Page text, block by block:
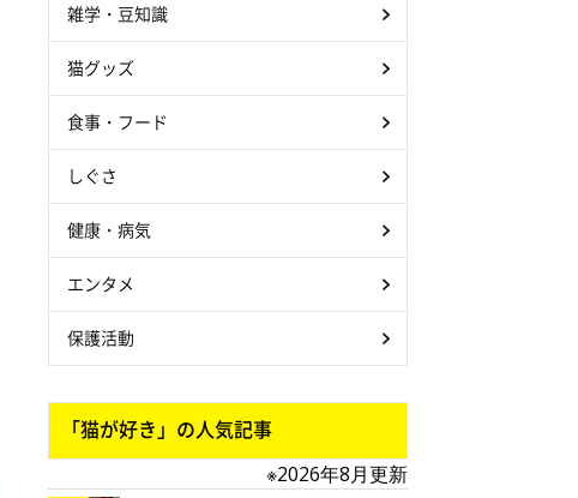
雑学・豆知識
猫グッズ
食事・フード
しぐさ
健康・病気
エンタメ
保護活動
「猫が好き」の人気記事
※2026年8月更新